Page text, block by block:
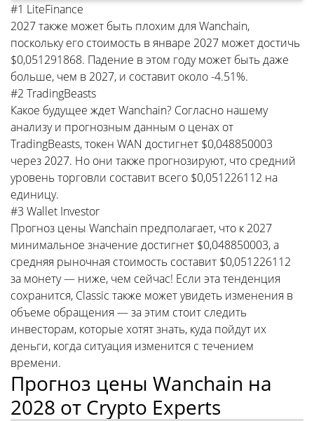
#1 LiteFinance
2027 также может быть плохим для Wanchain,
поскольку его стоимость в январе 2027 может достичь
$0,051291868. Падение в этом году может быть даже
больше, чем в 2027, и составит около -4.51%.
#2 TradingBeasts
Какое будущее ждет Wanchain? Согласно нашему
анализу и прогнозным данным о ценах от
TradingBeasts, токен WAN достигнет $0,048850003
через 2027. Но они также прогнозируют, что средний
уровень торговли составит всего $0,051226112 на
единицу.
#3 Wallet Investor
Прогноз цены Wanchain предполагает, что к 2027
минимальное значение достигнет $0,048850003, а
средняя рыночная стоимость составит $0,051226112
за монету — ниже, чем сейчас! Если эта тенденция
сохранится, Classic также может увидеть изменения в
объеме обращения — за этим стоит следить
инвесторам, которые хотят знать, куда пойдут их
деньги, когда ситуация изменится с течением
времени.
Прогноз цены Wanchain на
2028 от Crypto Experts